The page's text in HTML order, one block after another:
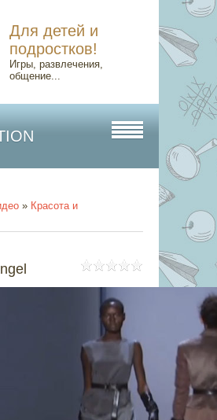
Для детей и
подростков!
Игры, развлечения,
общение...
» Красота и